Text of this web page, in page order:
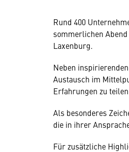
Rund 400
sommerlichen
Laxenburg.
Neben
Austausch im
Erfahrungen zu
Als besonderes
die in ihrer
Für zusätzliche